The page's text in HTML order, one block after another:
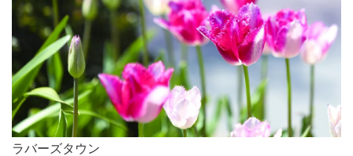
ラバーズタウン